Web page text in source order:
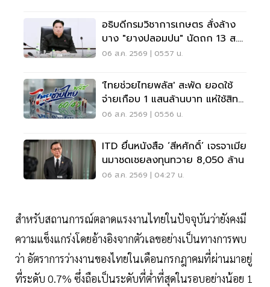
อธิบดีกรมวิชาการเกษตร สั่งล้าง
บาง "ยางปลอมปน" นัดถก 13 ส.ค.
ส่งชุดพระพิรุณบุกจับ
06 ส.ค. 2569 | 05:57 น.
'ไทยช่วยไทยพลัส' สะพัด ยอดใช้
จ่ายเกือบ 1 แสนล้านบาท แห่ใช้สิทธิ
25 ล้านคน
06 ส.ค. 2569 | 05:56 น.
ITD ยื่นหนังสือ ‘สีหศักดิ์’ เจรจาเมีย
นมาชดเชยลงทุนทวาย 8,050 ล้าน
06 ส.ค. 2569 | 04:27 น.
สำหรับสถานการณ์ตลาดแรงงานไทยในปัจจุบันว่ายังคงมี
ความแข็งแกร่งโดยอ้างอิงจากตัวเลขอย่างเป็นทางการพบ
ว่า อัตราการว่างงานของไทยในเดือนกรกฎาคมที่ผ่านมาอยู่
ที่ระดับ 0.7% ซึ่งถือเป็นระดับที่ต่ำที่สุดในรอบอย่างน้อย 1